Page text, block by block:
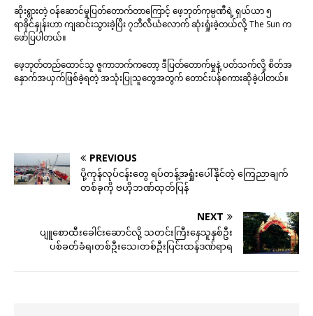
ဆိုးရွားတဲ့ ဝန်ဆောင်မှုပြတ်တောက်တာကြောင့် ဖေ့ဘုတ်ကုမ္ပဏီရဲ့ ရှယ်ယာ ၅
ရာခိုင်နှုန်းဟာ ကျဆင်းသွားခဲ့ပြီး ၇ဘီလီယံလောက် ဆုံးရှုံးခဲ့တယ်လို့ The Sun က
ဖော်ပြပါတယ်။
ဖေ့ဘုတ်တည်ထောင်သူ ဇူကာဘက်ကတော့ ဒီပြတ်တောက်မှုနဲ့ ပတ်သက်လို့ စိတ်အ
နှောက်အယှက်ဖြစ်ခဲ့ရတဲ့ အသုံးပြုသူတွေအတွက် တောင်းပန်စကားဆိုခဲ့ပါတယ်။
PREVIOUS
ပို့ကုန်လုပ်ငန်းတွေ ရပ်တန့်အရှုံးပေါ်နိုင်တဲ့ ကြေညာချက်
တစ်ခုကို ဗဟိုဘဏ်ထုတ်ပြန်
NEXT
ပျူစောထီးခေါင်းဆောင်လို့ သတင်းကြီးနေသူနှစ်ဦး
ပစ်ခတ်ခံရ၊တစ်ဦးသေ၊တစ်ဦးပြင်းထန်ဒဏ်ရာရ